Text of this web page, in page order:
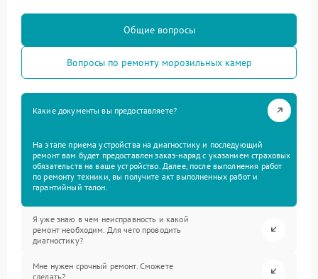
Общие вопросы
Вопросы по ремонту морозильных камер
Какие документы вы предоставляете?
На этапе приема устройства на диагностику и последующий
ремонт вам будет предоставлен заказ-наряд с указанием страховых
обязательств на ваше устройство. Далее, после выполнения работ
по ремонту техники, вы получите акт выполненных работ и
гарантийный талон.
Я уже знаю в чем неисправность и какой
ремонт необходим. Для чего проводить
диагностику?
Мне нужен срочный ремонт. Сможете
сделать?